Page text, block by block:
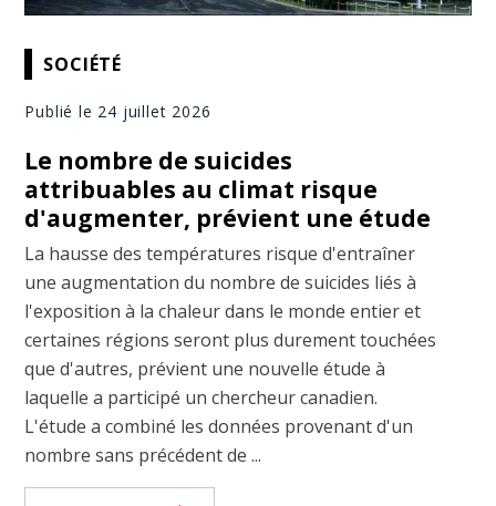
SOCIÉTÉ
Publié le 24 juillet 2026
Le nombre de suicides
attribuables au climat risque
d'augmenter, prévient une étude
La hausse des températures risque d'entraîner
une augmentation du nombre de suicides liés à
l'exposition à la chaleur dans le monde entier et
certaines régions seront plus durement touchées
que d'autres, prévient une nouvelle étude à
laquelle a participé un chercheur canadien.
L'étude a combiné les données provenant d'un
nombre sans précédent de ...